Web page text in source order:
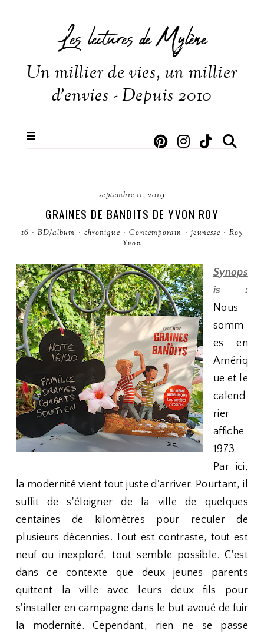
Les lectures de Mylène
Un millier de vies, un millier
d'envies - Depuis 2010
septembre 11, 2019
GRAINES DE BANDITS DE YVON ROY
16 · BD/album · chronique · Contemporain · jeunesse · Roy
Yvon
Synops
is :
Nous
somm
es en
Amériq
ue et le
calend
rier
affiche
1973.
Par ici,
la modernité vient tout juste d'arriver. Pourtant, il
suffit de s'éloigner de la ville de quelques
centaines de kilomètres pour reculer de
plusieurs décennies. Tout est contraste, tout est
neuf ou inexploré, tout semble possible. C'est
dans ce contexte que deux jeunes parents
quittent la ville avec leurs deux fils pour
s'installer en campagne dans le but avoué de fuir
la modernité. Cependant, rien ne se passe